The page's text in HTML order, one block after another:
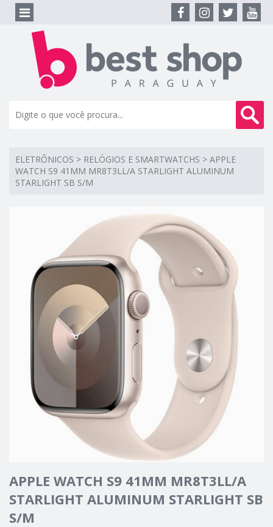
ELETRÔNICOS > RELÓGIOS E SMARTWATCHS > APPLE
WATCH S9 41MM MR8T3LL/A STARLIGHT ALUMINUM
STARLIGHT SB S/M
APPLE WATCH S9 41MM MR8T3LL/A
STARLIGHT ALUMINUM STARLIGHT SB
S/M